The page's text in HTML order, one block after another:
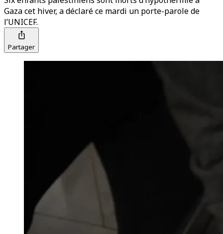
Gaza cet hiver, a déclaré ce mardi un porte-parole de
l’UNICEF.
Partager